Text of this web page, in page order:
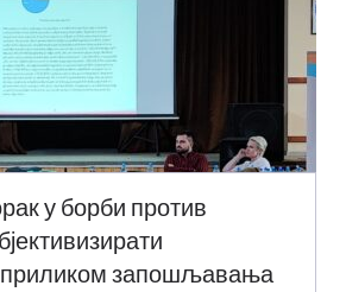
у борби против
приликом запошљавања